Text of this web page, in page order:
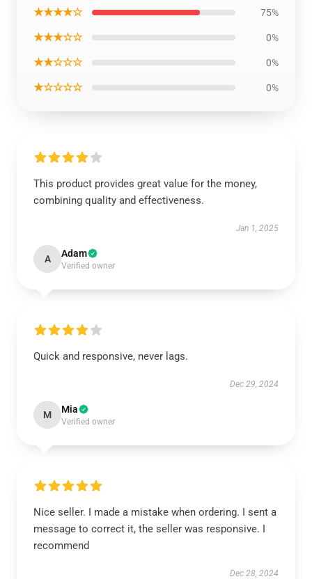
★★★★☆ 75%
★★★☆☆ 0%
★★☆☆☆ 0%
★☆☆☆☆ 0%
This product provides great value for the money,
combining quality and effectiveness.
Jan 1, 2025
A Adam
Verified owner
Quick and responsive, never lags.
Dec 29, 2024
M Mia
Verified owner
Nice seller. I made a mistake when ordering. I sent a
message to correct it, the seller was responsive. I
recommend
Dec 28, 2024